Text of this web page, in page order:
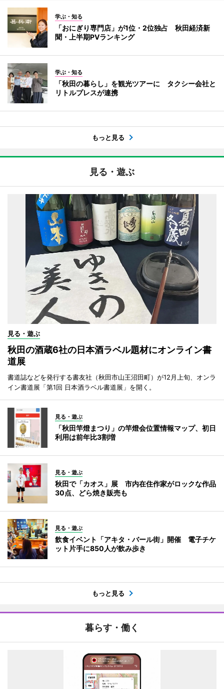
学ぶ・知る
「おにぎり専門店」が1位・2位独占 秋田経済新
聞・上半期PVランキング
学ぶ・知る
「秋田の暮らし」を観光ツアーに タクシー会社と
リトルプレスが連携
もっと見る
見る・遊ぶ
見る・遊ぶ
秋田の酒蔵6社の日本酒ラベル題材にオンライン書
道展
書道誌などを発行する書友社（秋田市山王沼田町）が12月上旬、オンラ
イン書道展「第1回 日本酒ラベル書道展」を開く。
見る・遊ぶ
「秋田竿燈まつり」の竿燈会位置情報マップ、初日
利用は前年比3割増
見る・遊ぶ
秋田で「カオス」展 市内在住作家がロックな作品
30点、どら焼き販売も
見る・遊ぶ
飲食イベント「アキタ・バール街」開催 電子チケ
ット片手に850人が飲み歩き
もっと見る
暮らす・働く